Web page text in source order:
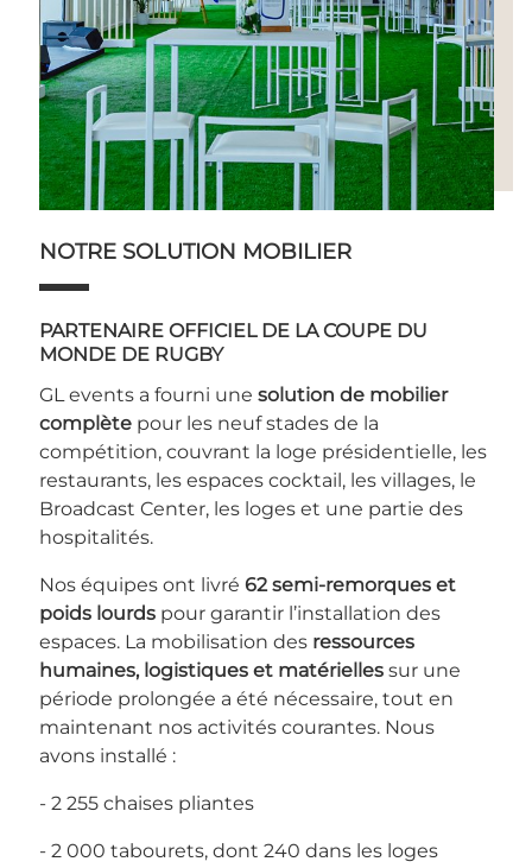
NOTRE SOLUTION MOBILIER
PARTENAIRE OFFICIEL DE LA COUPE DU
MONDE DE RUGBY
GL events a fourni une solution de mobilier
complètepour les neuf stades de la
compétition, couvrant la loge présidentielle, les
restaurants, les espaces cocktail, les villages, le
Broadcast Center, les loges et une partie des
hospitalités.
Nos équipes ont livré 62 semi-remorques et
poids lourdspour garantir l’installation des
espaces. La mobilisation des ressources
humaines, logistiques et matériellessur une
période prolongée a été nécessaire, tout en
maintenant nos activités courantes. Nous
avons installé :
- 2 255 chaises pliantes
- 2 000 tabourets, dont 240 dans les loges